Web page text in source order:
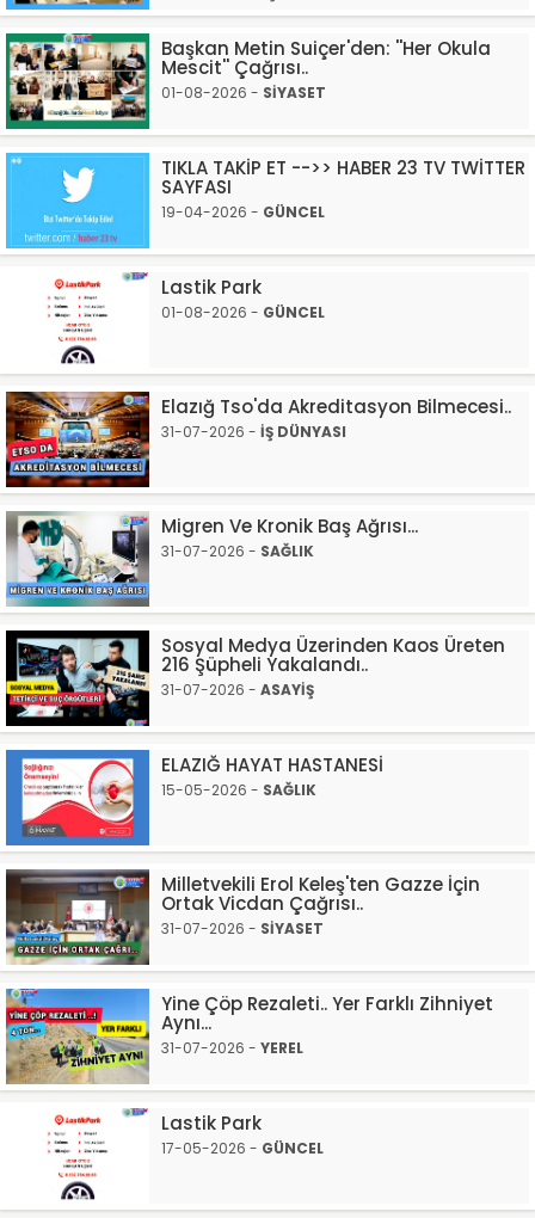
Başkan Metin Suiçer'den: ''Her Okula
Mescit'' Çağrısı..
01-08-2026 - SİYASET
TIKLA TAKİP ET -->> HABER 23 TV TWİTTER
SAYFASI
19-04-2026 - GÜNCEL
Lastik Park
01-08-2026 - GÜNCEL
Elazığ Tso'da Akreditasyon Bilmecesi..
31-07-2026 - İŞ DÜNYASI
Migren Ve Kronik Baş Ağrısı...
31-07-2026 - SAĞLIK
Sosyal Medya Üzerinden Kaos Üreten
216 Şüpheli Yakalandı..
31-07-2026 - ASAYİŞ
ELAZIĞ HAYAT HASTANESİ
15-05-2026 - SAĞLIK
Milletvekili Erol Keleş'ten Gazze İçin
Ortak Vicdan Çağrısı..
31-07-2026 - SİYASET
Yine Çöp Rezaleti.. Yer Farklı Zihniyet
Aynı...
31-07-2026 - YEREL
Lastik Park
17-05-2026 - GÜNCEL